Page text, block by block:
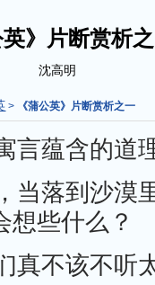
英》片断赏析
沈高明
> 《蒲公英》片断赏析之一
言蕴含的道
当落到沙漠
想些什么？
真不该不听